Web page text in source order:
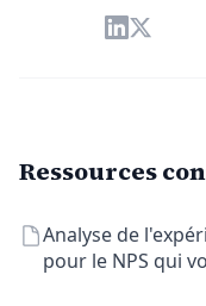
Ressources
Analyse de
pour le NPS qui